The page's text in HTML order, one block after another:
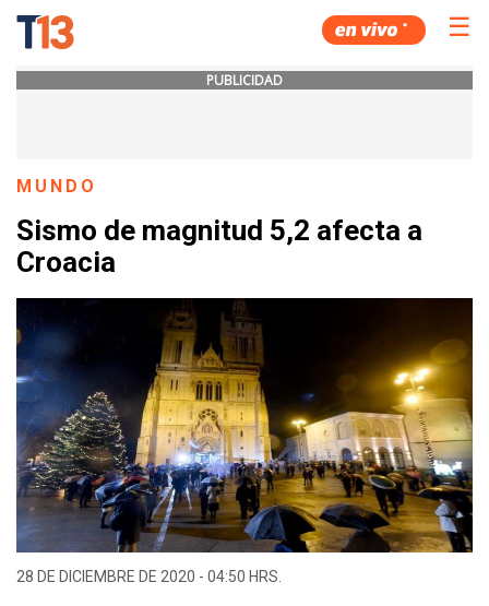
☰
PUBLICIDAD
MUNDO
Sismo de magnitud 5,2 afecta a
Croacia
28 DE DICIEMBRE DE 2020 - 04:50 HRS.